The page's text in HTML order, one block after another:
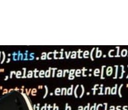
資料是新的黑金，僅有少數幸運
謂的合成資料。